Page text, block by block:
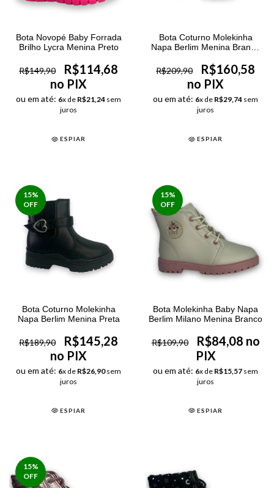
Bota Novopé Baby Forrada
Brilho Lycra Menina Preto
R$149,90
R$114,68
no PIX
ou em até: 6x de R$21,24 sem
juros
ESPIAR
Bota Coturno Molekinha
Napa Berlim Menina Branco
R$209,90
R$160,58
no PIX
ou em até: 6x de R$29,74 sem
juros
ESPIAR
15%
OFF
Bota Coturno Molekinha
Napa Berlim Menina Preta
R$189,90
R$145,28
no PIX
ou em até: 6x de R$26,90sem
juros
ESPIAR
15%
OFF
Bota Molekinha Baby Napa
Berlim Milano Menina Branco
R$109,90
R$84,08 no
PIX
ou em até: 6x de R$15,57 sem
juros
ESPIAR
15%
OFF